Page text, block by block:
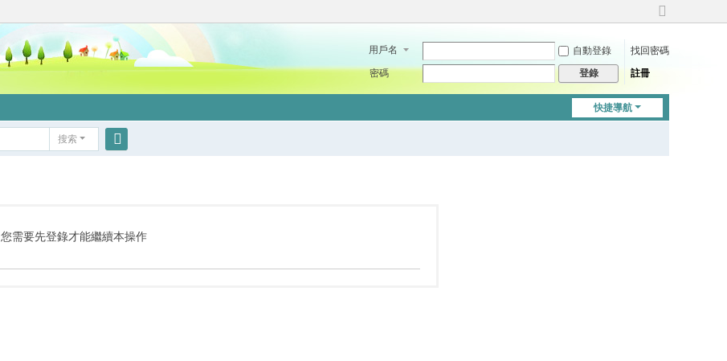
切
到
用戶名 自動登錄
找回密碼
密碼
登錄 註冊
快捷導航
搜索
您需要先登錄才能繼續本操作